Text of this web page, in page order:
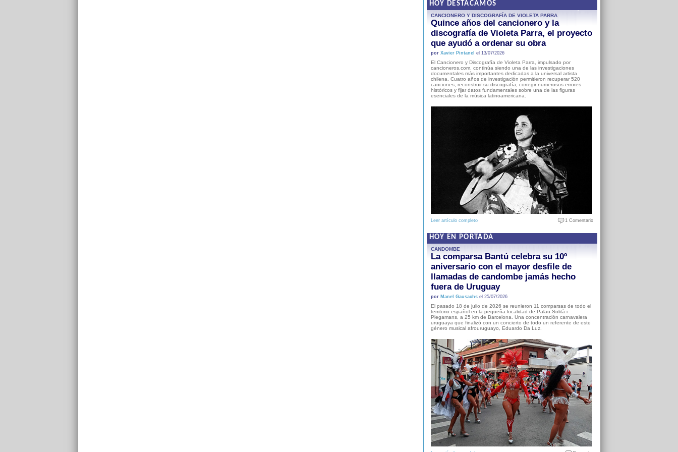
HOY DESTACAMOS
CANCIONERO Y DISCOGRAFÍA DE VIOLETA PARRA
Quince años del cancionero y la
discografía de Violeta Parra, el proyecto
que ayudó a ordenar su obra
por Xavier Pintanel el 13/07/2026
El Cancionero y Discografía de Violeta Parra, impulsado por
cancioneros.com, continúa siendo una de las investigaciones
documentales más importantes dedicadas a la universal artista
chilena. Cuatro años de investigación permitieron recuperar 520
canciones, reconstruir su discografía, corregir numerosos errores
históricos y fijar datos fundamentales sobre una de las figuras
esenciales de la música latinoamericana.
Leer artículo completo 1 Comentario
HOY EN PORTADA
CANDOMBE
La comparsa Bantú celebra su 10º
aniversario con el mayor desfile de
llamadas de candombe jamás hecho
fuera de Uruguay
por Manel Gausachsel 25/07/2026
El pasado 18 de julio de 2026 se reunieron 11 comparsas de todo el
territorio español en la pequeña localidad de Palau-Solità i
Plegamans, a 25 km de Barcelona. Una concentración carnavalera
uruguaya que finalizó con un concierto de todo un referente de este
género musical afrouruguayo, Eduardo Da Luz.